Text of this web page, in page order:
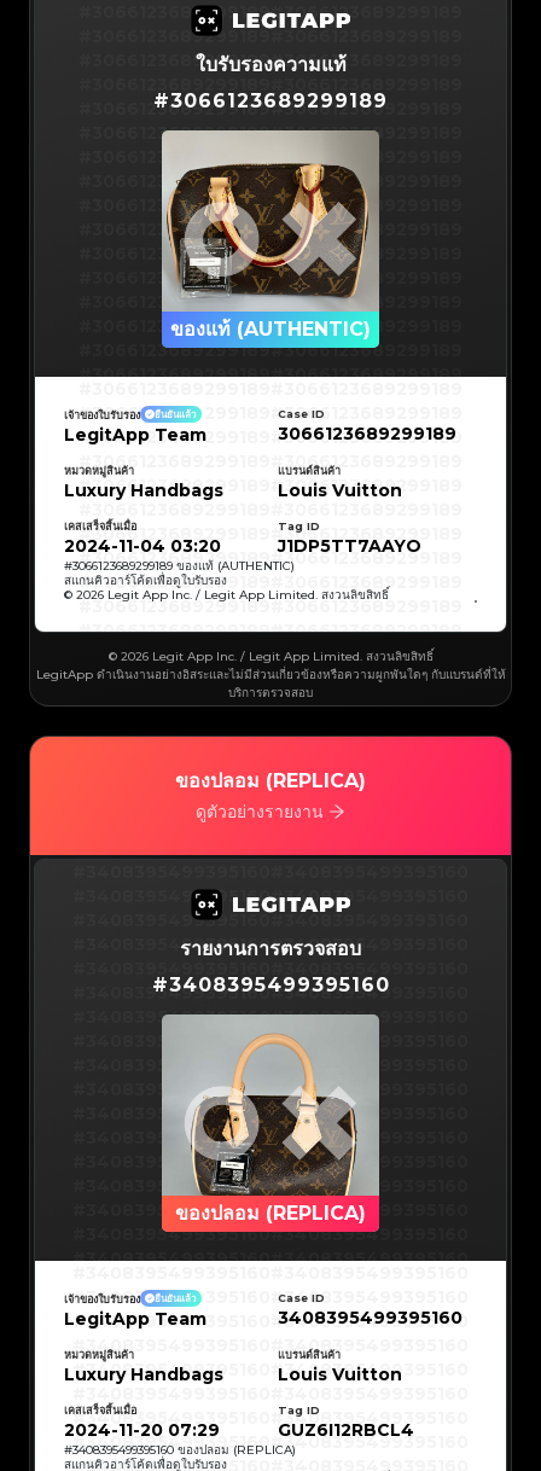
#3066123689299189#3066123689299189
#3066123689299189#3066123689299189
#3066123689299189#3066123689299189
#3066123689299189#3066123689299189
#3066123689299189#3066123689299189
#3066123689299189#3066123689299189
#3066123689299189#3066123689299189
#3066123689299189#3066123689299189
#3066123689299189#3066123689299189
#3066123689299189#3066123689299189
#3066123689299189#3066123689299189
#3066123689299189#3066123689299189
#3066123689299189#3066123689299189
#3066123689299189#3066123689299189
#3066123689299189
#3066123689299189
#3066123689299189
#3066123689299189
#3066123689299189
#3066123689299189
#3066123689299189
#3066123689299189
#3066123689299189
#3066123689299189
#3066123689299189
#3066123689299189
#3066123689299189#3066123689299189
#3066123689299189 #3066123689299189
#3066123689299189#3066123689299189
#3066123689299189#3066123689299189
#3066123689299189#3066123689299189
#3066123689299189#3066123689299189
#3066123689299189#3066123689299189
#3066123689299189#3066123689299189
#3066123689299189#3066123689299189
#3066123689299189#3066123689299189
#3066123689299189#3066123689299189
#3066123689299189#3066123689299189
#3066123689299189#3066123689299189
#3066123689299189
#3066123689299189
#3066123689299189#3066123689299189
#3066123689299189
#3066123689299189
#3066123689299189#3066123689299189
#3066123689299189#3066123689299189
#3066123689299189#3066123689299189
#3066123689299189#3066123689299189
#3066123689299189#3066123689299189
#3066123689299189#3066123689299189
#3066123689299189#3066123689299189
#3066123689299189
#3066123689299189
#3066123689299189
#3066123689299189
#3066123689299189
#3066123689299189
#3066123689299189
#3066123689299189
#3066123689299189
#3066123689299189
#3066123689299189
#3066123689299189#3066123689299189
ใบรับรองความแท้
#3066123689299189
ของแท้ (AUTHENTIC)
#3066123689299189
#3066123689299189
#3066123689299189
#3066123689299189
#3066123689299189
#3066123689299189
#3066123689299189
#3066123689299189
#3066123689299189
#3066123689299189
#3066123689299189#3066123689299189
#3066123689299189
#3066123689299189
#3066123689299189#3066123689299189
#3066123689299189#3066123689299189
#3066123689299189#3066123689299189
#3066123689299189#3066123689299189
#3066123689299189#3066123689299189
#3066123689299189#3066123689299189
#3066123689299189
#3066123689299189
#3066123689299189#3066123689299189
#3066123689299189#3066123689299189
#3066123689299189#3066123689299189
#3066123689299189#3066123689299189
#3066123689299189#3066123689299189
#3066123689299189#3066123689299189
#3066123689299189#3066123689299189
#3066123689299189
#3066123689299189
#3066123689299189
#3066123689299189
#3066123689299189#3066123689299189
#3066123689299189#3066123689299189
#3066123689299189#3066123689299189
#3066123689299189#3066123689299189
#3066123689299189#3066123689299189
#3066123689299189#3066123689299189
#3066123689299189#3066123689299189
#3066123689299189
#3066123689299189
#3066123689299189
#3066123689299189
#3066123689299189
#3066123689299189
#3066123689299189
#3066123689299189
#3066123689299189
#3066123689299189
#3066123689299189
#3066123689299189
#3066123689299189#3066123689299189
เจ้าของใบรับรอง ยืนยันแล้ว
LegitApp Team
Case ID
3066123689299189
หมวดหมู่สินค้า
Luxury Handbags
แบรนด์สินค้า
Louis Vuitton
เคสเสร็จสิ้นเมื่อ
2024-11-04 03:20
Tag ID
J1DP5TT7AAYO
#3066123689299189 ของแท้ (AUTHENTIC)
สแกนคิวอาร์โค้ดเพื่อดูใบรับรอง
© 2026 Legit App Inc. / Legit App Limited. สงวนลิขสิทธิ์
© 2026 Legit App Inc. / Legit App Limited. สงวนลิขสิทธิ์
LegitApp ดำเนินงานอย่างอิสระและไม่มีส่วนเกี่ยวข้องหรือความผูกพันใดๆ กับแบรนด์ที่ให้
บริการตรวจสอบ
ของปลอม (REPLICA)
ดูตัวอย่างรายงาน
#3408395499395160#3408395499395160
#3408395499395160#3408395499395160
#3408395499395160#3408395499395160
#3408395499395160#3408395499395160
#3408395499395160#3408395499395160
#3408395499395160#3408395499395160
#3408395499395160
#3408395499395160
#3408395499395160
#3408395499395160
#3408395499395160#3408395499395160
#3408395499395160#3408395499395160
#3408395499395160#3408395499395160
#3408395499395160#3408395499395160
#3408395499395160#3408395499395160
#3408395499395160#3408395499395160
#3408395499395160#3408395499395160
#3408395499395160
#3408395499395160
#3408395499395160
#3408395499395160
#3408395499395160
#3408395499395160
#3408395499395160
#3408395499395160
#3408395499395160
#3408395499395160
#3408395499395160
#3408395499395160
#3408395499395160#3408395499395160
รายงานการตรวจสอบ
#3408395499395160
ของปลอม (REPLICA)
#3408395499395160
#3408395499395160
#3408395499395160
#3408395499395160
#3408395499395160
#3408395499395160
#3408395499395160
#3408395499395160
#3408395499395160
#3408395499395160
#3408395499395160 #3408395499395160
#3408395499395160
#3408395499395160
เจ้าของใบรับรอง ยืนยันแล้ว
LegitApp Team
Case ID
3408395499395160
หมวดหมู่สินค้า
Luxury Handbags
แบรนด์สินค้า
Louis Vuitton
เคสเสร็จสิ้นเมื่อ
2024-11-20 07:29
Tag ID
GUZ6I12RBCL4
#3408395499395160 ของปลอม (REPLICA)
สแกนคิวอาร์โค้ดเพื่อดูใบรับรอง